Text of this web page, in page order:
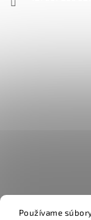
Používame